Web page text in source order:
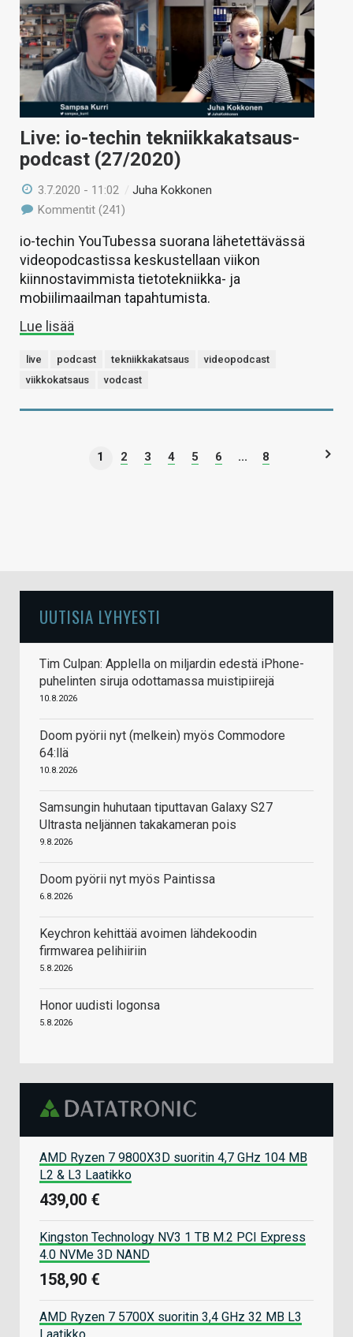
Live: io-techin tekniikkakatsaus-
podcast (27/2020)
3.7.2020 - 11:02 /Juha Kokkonen
Kommentit (241)
io-techin YouTubessa suorana lähetettävässä
videopodcastissa keskustellaan viikon
kiinnostavimmista tietotekniikka- ja
mobiilimaailman tapahtumista.
Lue lisää
live podcast tekniikkakatsaus
videopodcast
viikkokatsaus
vodcast
1 2 3 4 5 6 ... 8
UUTISIA LYHYESTI
Tim Culpan: Applella on miljardin edestä iPhone-
puhelinten siruja odottamassa muistipiirejä
10.8.2026
Doom pyörii nyt (melkein) myös Commodore
64:llä
10.8.2026
Samsungin huhutaan tiputtavan Galaxy S27
Ultrasta neljännen takakameran pois
9.8.2026
Doom pyörii nyt myös Paintissa
6.8.2026
Keychron kehittää avoimen lähdekoodin
firmwarea pelihiiriin
5.8.2026
Honor uudisti logonsa
5.8.2026
AMD Ryzen 7 9800X3D suoritin 4,7 GHz 104 MB
L2 & L3 Laatikko
439,00 €
Kingston Technology NV3 1 TB M.2 PCI Express
4.0 NVMe 3D NAND
158,90 €
AMD Ryzen 7 5700X suoritin 3,4 GHz 32 MB L3